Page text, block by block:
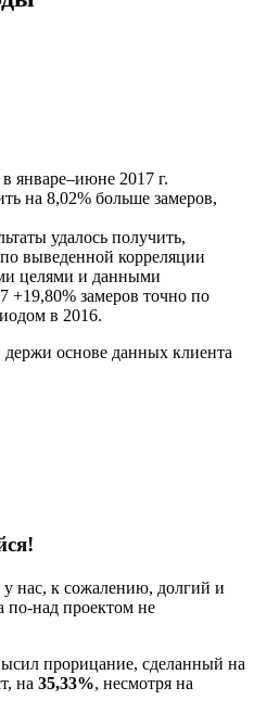
январе–июне 2017 г.
на 8,02% больше замеров,
удалось получить,
выведенной корреляции
целями и данными
+19,80% замеров точно по
в 2016.
держи основе данных клиента
нас, к сожалению, долгий и
по-над проектом не
прорицание, сделанный на
на 35,33%, несмотря на